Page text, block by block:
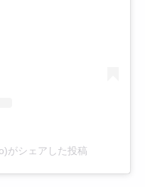
がシェアした投稿